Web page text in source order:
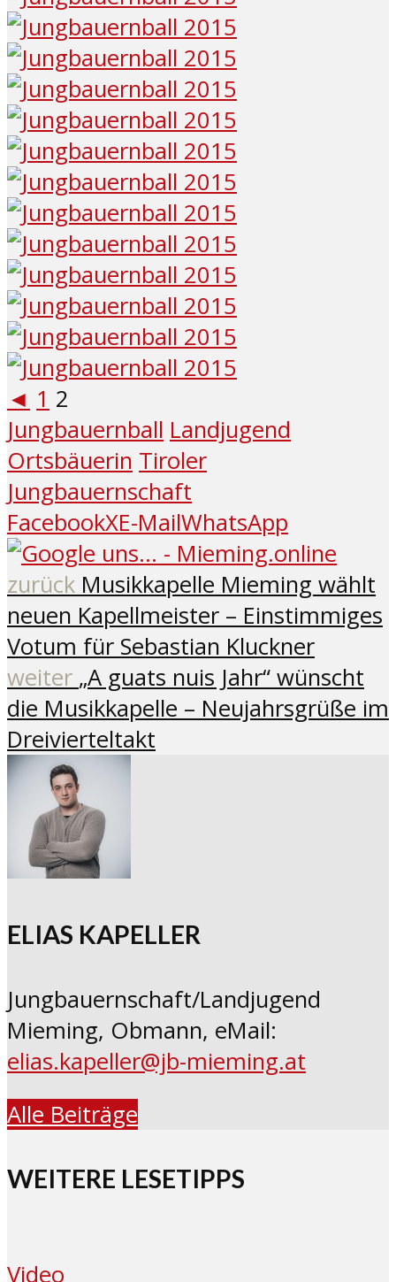
◄ 1 2
Jungbauernball Landjugend
Ortsbäuerin Tiroler
Jungbauernschaft
FacebookXE-MailWhatsApp
zurück Musikkapelle Mieming wählt
neuen Kapellmeister – Einstimmiges
Votum für Sebastian Kluckner
weiter „A guats nuis Jahr“ wünscht
die Musikkapelle – Neujahrsgrüße im
Dreivierteltakt
ELIAS KAPELLER
Jungbauernschaft/Landjugend
Mieming, Obmann, eMail:
elias.kapeller@jb-mieming.at
Alle Beiträge
WEITERE LESETIPPS
Video